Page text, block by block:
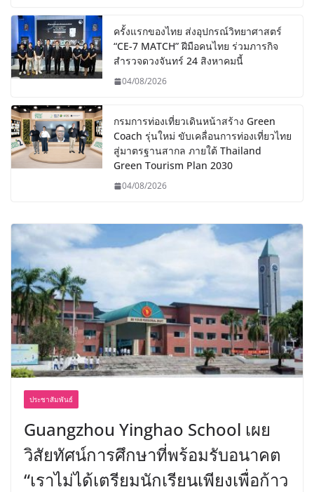
ครั้งแรกของไทย ส่งอุปกรณ์วิทยาศาสตร์
“CE-7 MATCH” ฝีมือคนไทย ร่วมภารกิจ
สำรวจดวงจันทร์ 24 สิงหาคมนี้
04/08/2026
กรมการท่องเที่ยวเดินหน้าสร้าง Green
Coach รุ่นใหม่ ขับเคลื่อนการท่องเที่ยวไทย
สู่มาตรฐานสากล ภายใต้ Thailand
Green Tourism Plan 2030
04/08/2026
ประชาสัมพันธ์
Guangzhou Yinghao School เผย
วิสัยทัศน์การศึกษาที่พร้อมรับอนาคต
“เราไม่ได้เตรียมนักเรียนเพียงเพื่อก้าว